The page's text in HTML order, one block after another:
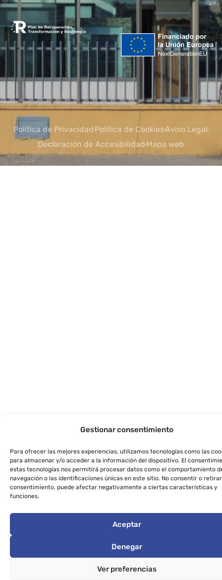
Gestionar consentimiento
Para ofrecer las mejores experiencias, utilizamos tecnologías como las
para almacenar y/o acceder a la información del dispositivo. El
estas tecnologías nos permitirá procesar datos como el comportamiento
navegación o las identificaciones únicas en este sitio. No consentir o
consentimiento, puede afectar negativamente a ciertas características y
funciones.
Aceptar
Denegar
Ver preferencias
Política de Privacidad Política de CookiesAviso Legal
Declaración de Accesibilidad Mapa web